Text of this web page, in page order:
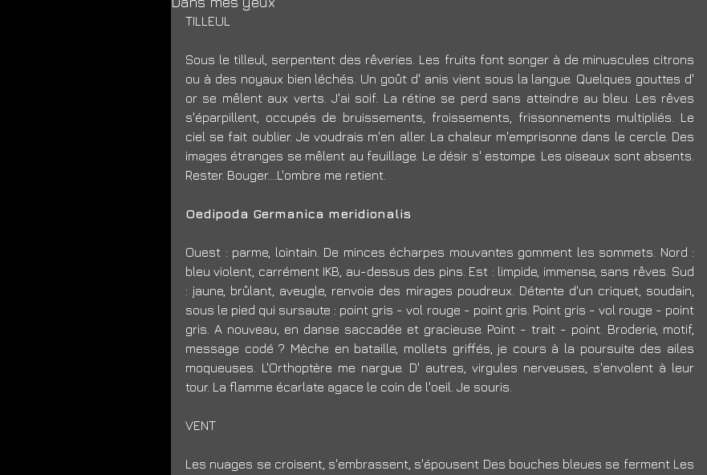
TILLEUL
Sous le tilleul, serpentent des rêveries. Les fruits font songer à de minuscules citrons
ou à des noyaux bien léchés. Un goût d' anis vient sous la langue. Quelques gouttes d'
or se mêlent aux verts. J'ai soif. La rétine se perd sans atteindre au bleu. Les rêves
s'éparpillent, occupés de bruissements, froissements, frissonnements multipliés. Le
ciel se fait oublier. Je voudrais m'en aller. La chaleur m'emprisonne dans le cercle. Des
images étranges se mêlent au feuillage. Le désir s' estompe. Les oiseaux sont absents.
Rester. Bouger....L'ombre me retient.
Oedipoda Germanica meridionalis
Ouest : parme, lointain. De minces écharpes mouvantes gomment les sommets. Nord :
bleu violent, carrément IKB, au-dessus des pins. Est : limpide, immense, sans rêves. Sud
: jaune, brûlant, aveugle, renvoie des mirages poudreux. Détente d'un criquet, soudain,
sous le pied qui sursaute : point gris - vol rouge - point gris. Point gris - vol rouge - point
gris. A nouveau, en danse saccadée et gracieuse. Point - trait - point. Broderie, motif,
message codé ? Mèche en bataille, mollets griffés, je cours à la poursuite des ailes
moqueuses. L'Orthoptère me nargue. D' autres, virgules nerveuses, s'envolent à leur
tour. La flamme écarlate agace le coin de l'oeil. Je souris.
VENT
Les nuages se croisent, s'embrassent, s'épousent Des bouches bleues se ferment Les